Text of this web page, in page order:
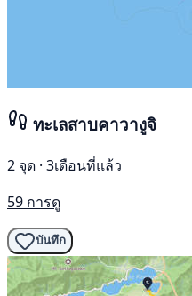
ทะเลสาบคาวางูจิ
2 จุด · 3เดือนที่แล้ว
59 การดู
บันทึก